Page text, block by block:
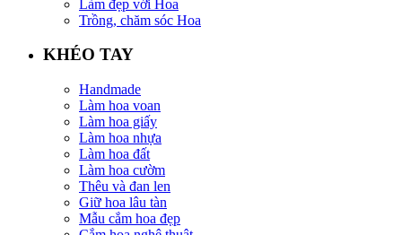
Làm đẹp với Hoa
Trồng, chăm sóc Hoa
KHÉO TAY
Handmade
Làm hoa voan
Làm hoa giấy
Làm hoa nhựa
Làm hoa đất
Làm hoa cườm
Thêu và đan len
Giữ hoa lâu tàn
Mẫu cắm hoa đẹp